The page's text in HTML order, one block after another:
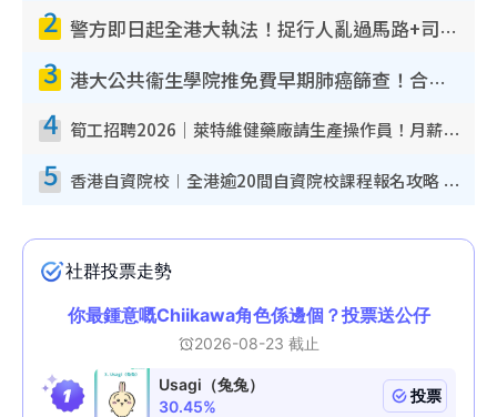
2 警方即日起全港大執法！捉行人亂過馬路+司機不專注駕駛！亂過馬路罰$2000
3 港大公共衞生學院推免費早期肺癌篩查！合資格人士將獲全額資助定期血液化驗／電腦斷層掃描／風險評估
4 筍工招聘2026｜萊特維健藥廠請生產操作員！月薪高達$1.7萬 冷氣廠房/五天工作/保證雙糧
5 香港自資院校︱全港逾20間自資院校課程報名攻略 留位費可退/申請日期/報名連結